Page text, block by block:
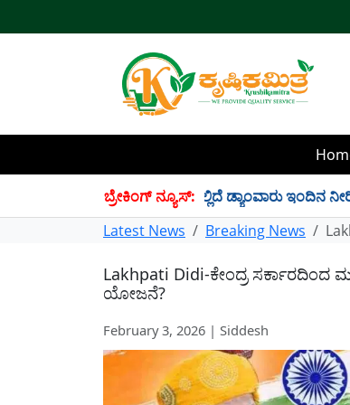
ಬ್ರೇಕಿಂಗ್ ನ್ಯೂಸ್:
TMC ನೀರು ಸಂಗ್ರಹ! ಇಲ್ಲಿದೆ ಡ್ಯಾಂವಾರು ಇಂದಿನ ನೀರಿನ
Latest News
Breaking News
Lakhpati Didi-ಕೇಂದ್ರ
ಯೋಜನೆ?
February 3, 2026 | Siddesh